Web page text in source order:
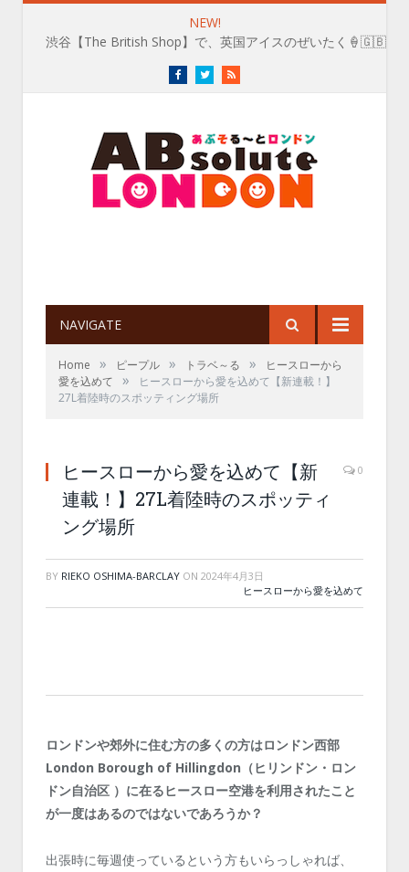
NEW!
玖保キリコが見た👀どちらのお犬様？
FacebookTwitterRSS
NAVIGATE
Home » ピープル » トラベ～る »
ヒースローから
愛を込めて
»
ヒースローから愛を込めて【新連載！】
27L着陸時のスポッティング場所
ヒースローから愛を込めて【新
連載！】27L着陸時のスポッティ
ング場所
0
BY RIEKO OSHIMA-BARCLAY ON 2024年4月3日
ヒースローから愛を込めて
ロンドンや郊外に住む方の多くの方はロンドン西部
London Borough of Hillingdon（ヒリンドン・ロン
ドン自治区 ）に在るヒースロー空港を利用されたこと
が一度はあるのではないであろうか？
出張時に毎週使っているという方もいらっしゃれば、